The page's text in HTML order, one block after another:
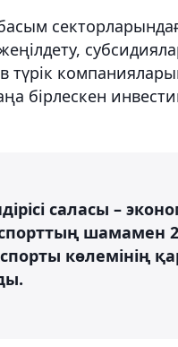
бірлескен
саласы –
шамамен
көлемінің